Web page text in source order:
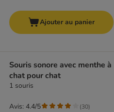
Ajouter au panier
Souris sonore avec menthe à
chat pour chat
1 souris
Avis: 4.4/5 (30)